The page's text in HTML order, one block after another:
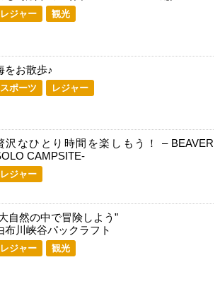
レジャー 観光
をお散歩♪
スポーツ レジャー
沢なひとり時間を楽しもう！ – BEAVER
CAMPSITE-
レジャー
自然の中で冒険しよう”
布川峡谷パックラフト
レジャー 観光